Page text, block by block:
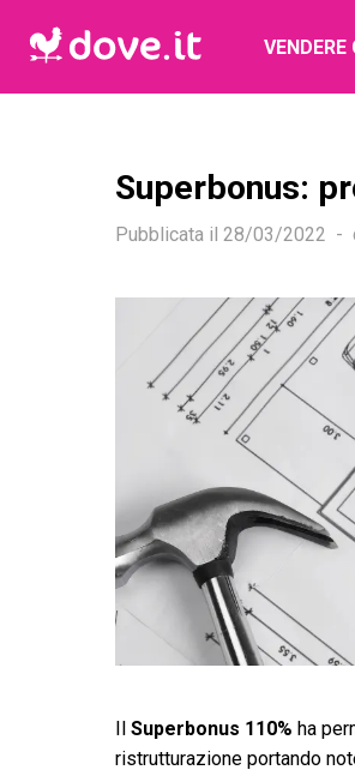
VENDERE
Superbonus:
Pubblicata il 28/03/2022
Superbonus 110% ha
ristrutturazione portando